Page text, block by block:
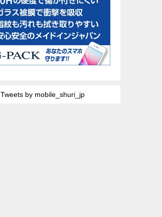
Tweets by mobile_shuri_jp